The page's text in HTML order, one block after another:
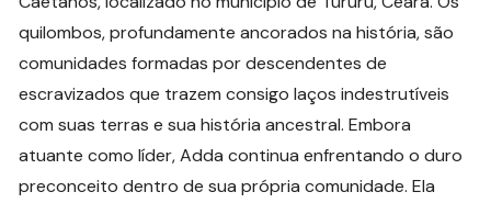
quilombos, profundamente ancorados na história, são
comunidades formadas por descendentes de
escravizados que trazem consigo laços indestrutíveis
com suas terras e sua história ancestral. Embora
atuante como líder, Adda continua enfrentando o duro
preconceito dentro de sua própria comunidade. Ela